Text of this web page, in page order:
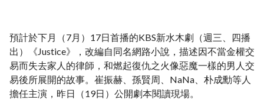
預計於下月（7月）17日首播的KBS新水木劇（週三、四播
出）《Justice》，改編自同名網路小說，描述因不當金權交
易而失去家人的律師，和燃起復仇之火像惡魔一樣的男人交
易後所展開的故事。崔振赫、孫賢周、NaNa、朴成勳等人
擔任主演，昨日（19日）公開劇本閱讀現場。